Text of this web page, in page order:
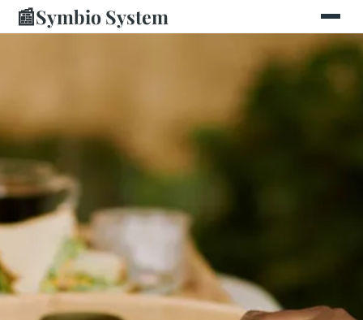
📰Symbio System